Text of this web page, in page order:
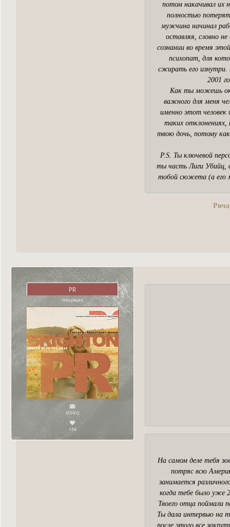
потом накачивал их
полностью
мужчина начинал
оставляя, словно
сознании во время
психопат, для
сжирать его изнутри.
2001
Как ты можешь
важного для меня
именно этот человек
таких
твою дочь, потому как
P.S. Ты ключевой
ты часть Лиги Убийц,
тобой сюжета (а его
PR
пиарщик
143412
+34
На самом деле тебя
потряс всю
занимается
когда тебе было уже
Твоего отца поймали
Ты дала интервью на
после этого все